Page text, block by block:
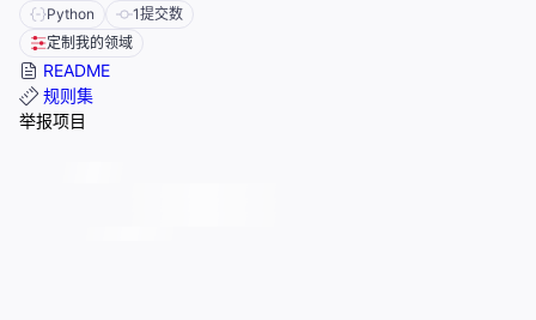
Python 1提交数
定制我的领域
README
规则集
举报项目